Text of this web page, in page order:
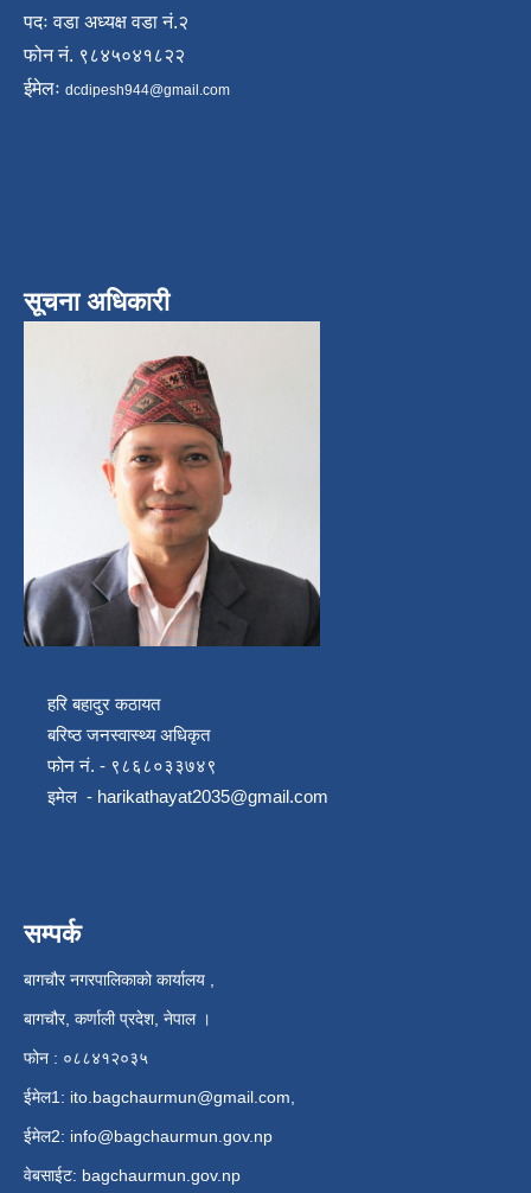
पदः वडा अध्यक्ष वडा नं.२
फोन नं. ९८४५०४१८२२
ईमेलः dcdipesh944@gmail.com
सूचना अधिकारी
हरि बहादुर कठायत
बरिष्ठ जनस्वास्थ्य अधिकृत
फोन नं. - ९८६८०३३७४९
इमेल - harikathayat2035@gmail.com
सम्पर्क
बागचौर नगरपालिकाको कार्यालय ,
बागचौर, कर्णाली प्रदेश, नेपाल ।
फोन : ०८८४१२०३५
ईमेल1: ito.bagchaurmun@gmail.com
ईमेल2: info@bagchaurmun.gov.np
वे‍बसाईट: bagchaurmun.gov.np